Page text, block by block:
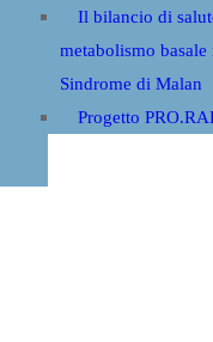
Il bilancio di
metabolismo basale
Sindrome di Malan
Progetto